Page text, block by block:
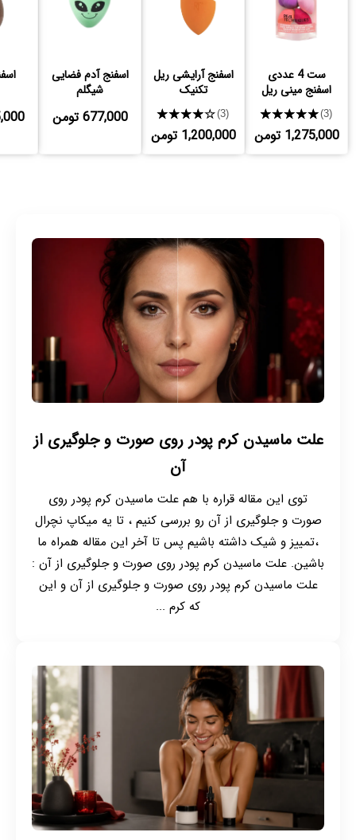
ست 4 عددی
اسفنج مینی ریل
تکنیک
★★★★★(3)
1,275,000 تومن
اسفنج آرایشی ریل
تکنیک
★★★★★(3)
1,200,000 تومن
اسفنج آدم فضایی
شیگلم
677,000 تومن
علت ماسیدن کرم پودر روی صورت و جلوگیری از
آن
توی این مقاله قراره با هم علت ماسیدن کرم پودر روی
صورت و جلوگیری از آن رو بررسی کنیم ، تا یه میکاپ نچرال
،تمییز و شیک داشته باشیم پس تا آخر این مقاله همراه ما
باشین. علت ماسیدن کرم پودر روی صورت و جلوگیری از آن :
علت ماسیدن کرم پودر روی صورت و جلوگیری از آن و این
که کرم ...